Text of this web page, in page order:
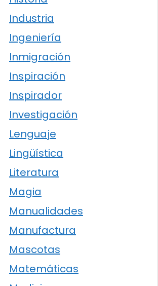
Industria
Ingeniería
Inmigración
Inspiración
Inspirador
Investigación
Lenguaje
Lingüística
Literatura
Magia
Manualidades
Manufactura
Mascotas
Matemáticas